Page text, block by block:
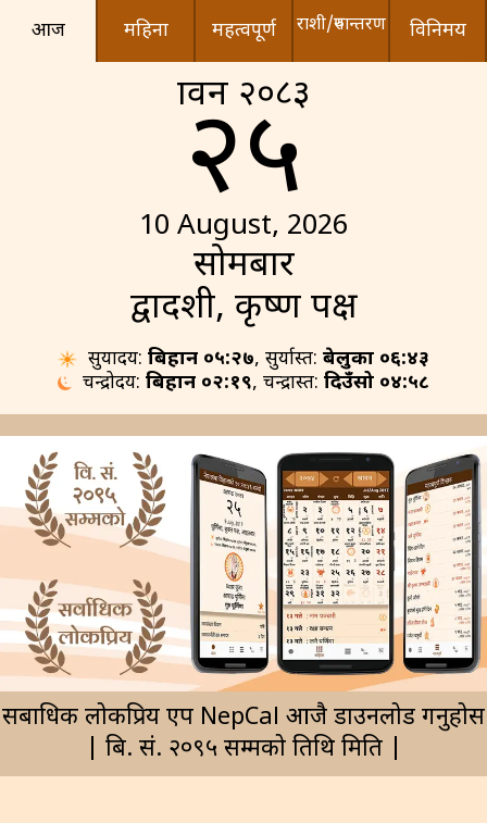
आज महिना महत्वपूर्ण राशी/रुपान्तरण विनिमय
श्रावन २०८३
२५
10 August, 2026
सोमबार
द्वादशी, कृष्ण पक्ष
सुर्योदय: बिहान ०५:२७, सुर्यास्त: बेलुका ०६:४३
चन्द्रोदय:बिहान ०२:१९, चन्द्रास्त:दिउँसो ०४:५८
सर्बाधिक लोकप्रिय एप NepCal आजै डाउनलोड गर्नुहोस
| बि. सं. २०९५ सम्मको तिथि मिति |